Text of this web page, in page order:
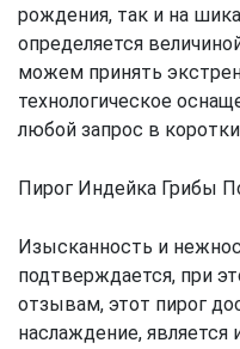
рождения, так и на
определяется
можем принять
технологическое
любой запрос в
Пирог Индейка Грибы
Изысканность и
подтверждается, при
отзывам, этот пирог
наслаждение,